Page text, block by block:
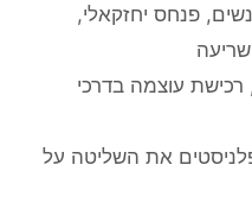
נשים, פנחס יחזקאלי,
שריעה
רכישת עוצמה בדרכי
את השליטה על